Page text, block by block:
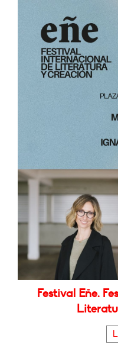
Festival Eñe.